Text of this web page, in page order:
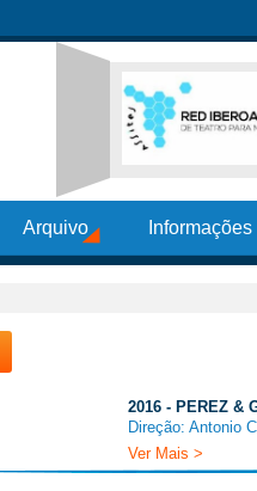
Arquivo
2016 - PEREZ &
Direção: Antonio
Ver Mais >